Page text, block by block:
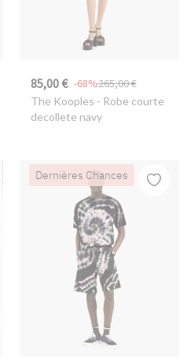
85,00 € 265,00 €
-68%
The Kooples - Robe courte
decollete navy
Dernières Chances